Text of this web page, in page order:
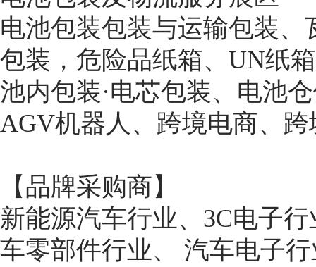
电池包装包装与运输包装
包装，危险品纸箱、UN纸
池内包装·电芯包装、电池
AGV机器人、跨境电商、
【品牌采购商】
新能源汽车行业、3C电子
车零部件行业、 汽车电子